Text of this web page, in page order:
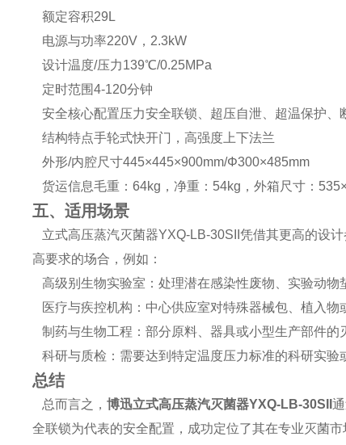
额定容积29L
电源与功率220V，2.3kW
设计温度/压力139℃/0.25MPa
定时范围4-120分钟
安全核心配置压力安全联锁、超压自泄、超温保护、
结构特点手轮式快开门，高强度上下法兰
外形/内腔尺寸445×445×900mm/Φ300×485mm
货运信息毛重：64kg，净重：54kg，外箱尺寸：
五、适用场景
立式高压蒸汽灭菌器YXQ-LB-30SII凭借其更高的设
高要求的场合，例如：
高级别生物实验室：处理潜在感染性废物、实验动物
医疗与疾控机构：中心供应室对特殊器械包、植入物
制药与生物工程：部分原料、器具或小型生产部件的
科研与质检：需要达到特定温度压力标准的科研实验
总结
总而言之， 博迅立式高压蒸汽灭菌器YXQ-LB-30SII
全联锁为代表的安全配置，成功定位了其在专业灭菌